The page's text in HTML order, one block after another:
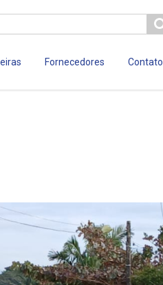
Fornecedores Contato